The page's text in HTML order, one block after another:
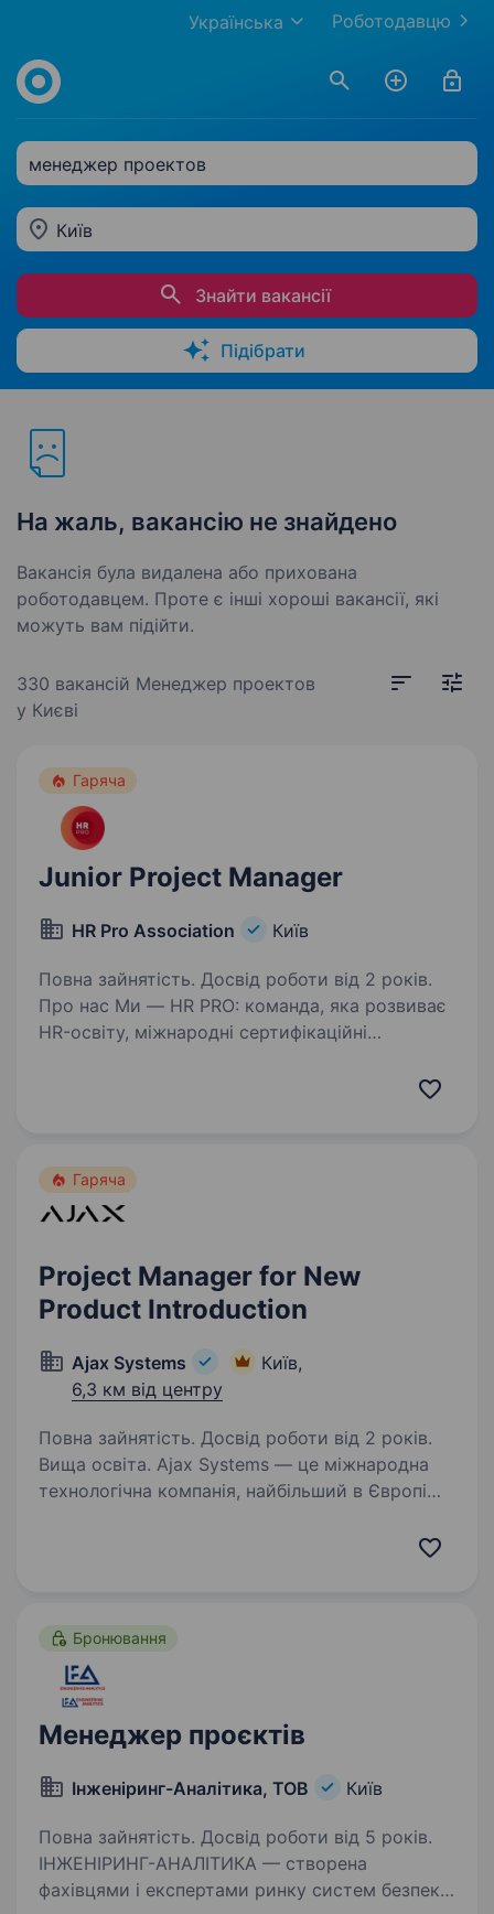
Роботодавцю
Українська
менеджер проектов
Київ
Знайти вакансії
Підібрати
На жаль, вакансію не знайдено
Вакансія була видалена або прихована
роботодавцем. Проте є інші хороші вакансії, які
можуть вам підійти.
330 вакансій Менеджер проектов
у Києві
Гаряча
Junior Project Manager
HR Pro Association Київ
Повна зайнятість. Досвід роботи від 2 років.
Про нас Ми — HR PRO: команда, яка розвиває
HR-освіту, міжнародні сертифікаційні
Гаряча
Project Manager for New
Product Introduction
Ajax Systems
Київ,
6,3 км від центру
Повна зайнятість. Досвід роботи від 2 років.
Вища освіта. Ajax Systems — це міжнародна
технологічна компанія, найбільший в Європі
Бронювання
Менеджер проєктів
Інженіринг-Аналітика, ТОВ Київ
Повна зайнятість. Досвід роботи від 5 років.
ІНЖЕНІРИНГ-АНАЛІТИКА — створена
фахівцями і експертами ринку систем безпеки.